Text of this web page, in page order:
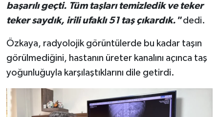
başarılı geçti. Tüm taşları temizledik ve teker
teker saydık, irili ufaklı 51 taş çıkardık."dedi.
Özkaya, radyolojik görüntülerde bu kadar taşın
görülmediğini, hastanın üreter kanalını açınca taş
yoğunluğuyla karşılaştıklarını dile getirdi.